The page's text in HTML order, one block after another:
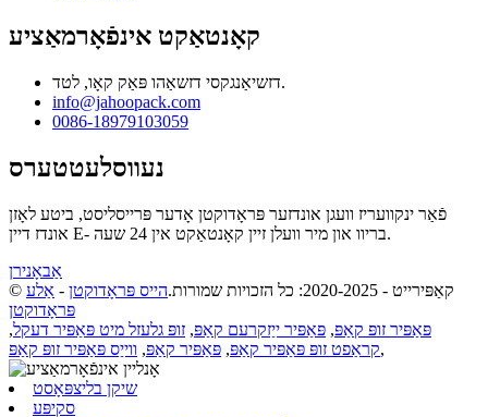
קאָנטאַקט אינפֿאָרמאַציע
דזשיאַנגקסי דזשאַהו פּאַק קאָו, לטד.
info@jahoopack.com
0086-18979103059
נעווסלעטטערס
פֿאַר ינקוועריז וועגן אונדזער פּראָדוקטן אָדער פּרייסליסט, ביטע לאָזן
אונדז דיין E- בריוו און מיר וועלן זיין קאָנטאַקט אין 24 שעה.
אַבאָנירן
© קאַפּירייט - 2020-2025: כל הזכויות שמורות.
הייס פּראָדוקטן - אַלע
פּראָדוקטן
פּאַפּיר זופּ קאַפּ, פּאַפּיר ייַזקרעם קאַפּ, זופּ גלעזל מיט פּאַפּיר דעקל,
קראַפט זופּ פּאַפּיר קאַפּ, פּאַפּיר קאַפּ, ווייַס פּאַפּיר זופּ קאַפּ ,
שיקן בליצפּאָסט
סקיפּע